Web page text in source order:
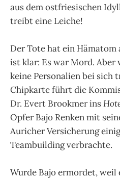
aus dem ostfriesischen
treibt eine Leiche!
Der Tote hat ein
ist klar: Es war Mord. Aber
keine Personalien bei sich
Chipkarte führt die
Dr. Evert Brookmer ins
Opfer Bajo Renken mit
Auricher Versicherung
Teambuilding verbrachte.
Wurde Bajo ermordet, weil